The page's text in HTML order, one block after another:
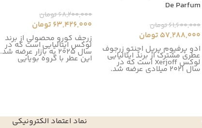
De Parfum
61,600,000تومان
57,288,000 تومان
ادو پرفیوم پرپل اچنتو زرجوف
عطری مشترک از برند ایتالیایی
لوکس Xerjoff است که در
سال ۲۰۲۱ میلادی عرضه شد.
68,200,000تومان
63,426,000 تومان
زرجف کورو محصولی از برند
لوکس ایتالیایی است که در
سال 2025 به بازار عرضه شد.
این عطر با گروه بویایی
نماد اعتماد الکترونیکی